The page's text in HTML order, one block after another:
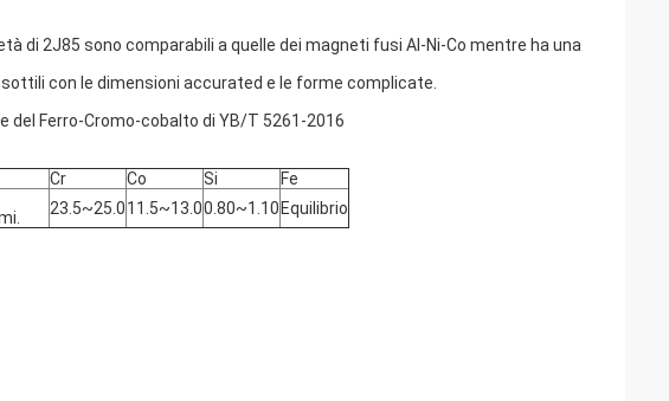
di 2J85 sono comparabili a quelle dei magneti fusi Al-Ni-Co mentre ha una
con le dimensioni accurated e le forme complicate.
Ferro-Cromo-cobalto di YB/T 5261-2016
Cr Co Si
Fe
23.5~25.011.5~13.00.80~1.10 Equilibrio